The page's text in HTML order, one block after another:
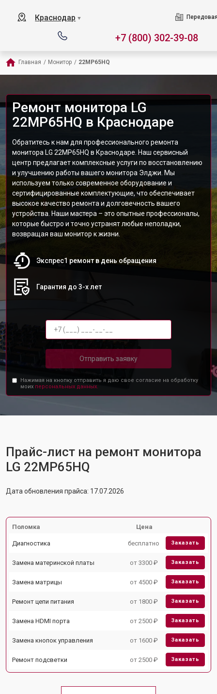
Краснодар ▼
+7 (800) 302-39-08
Главная / Монитор / 22MP65HQ
Ремонт монитора LG
22MP65HQ в Краснодаре
Обратитесь к нам для профессионального ремонта
монитора LG 22MP65HQ в Краснодаре. Наш сервисный
центр предлагает комплексные услуги по восстановлению
и улучшению работы вашего монитора Элджи. Мы
используем только современное оборудование и
сертифицированные комплектующие, что обеспечивает
высокое качество ремонта и долговечность вашего
устройства. Наши мастера – это опытные профессионалы,
которые быстро и точно устранят любые неполадки,
возвращая ваш монитор к жизни.
Экспрес1 ремонт в день обращения
Гарантия до 3-х лет
Отправить заявку
Нажимая на кнопку отправить я даю свое согласие на обработку
моих персональных данных.
Прайс-лист на ремонт монитора
LG 22MP65HQ
Дата обновления прайса: 17.07.2026
Поломка Цена
Диагностика бесплатно Заказать
Замена материнской платы от 3300 ₽ Заказать
Замена матрицы от 4500 ₽ Заказать
Ремонт цепи питания от 1800 ₽ Заказать
Замена HDMI порта от 2500 ₽ Заказать
Замена кнопок управления от 1600 ₽ Заказать
Ремонт подсветки от 2500 ₽ Заказать